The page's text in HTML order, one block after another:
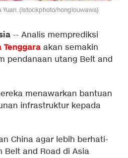
(Istockphoto/honglouwawa)
-- Analis memprediksi
Tenggara akan semakin
pendanaan utang Belt and
menawarkan bantuan
infrastruktur kepada
China agar lebih berhati-
and Road di Asia